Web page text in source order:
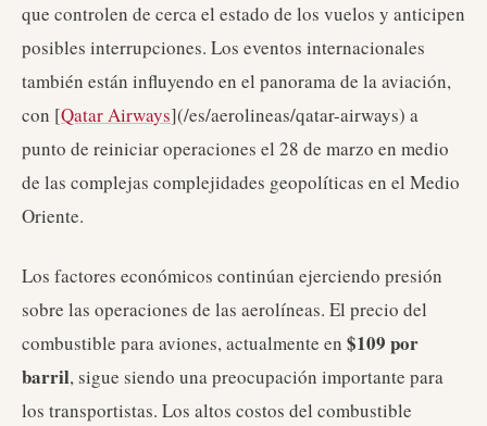
que controlen de cerca el estado de los vuelos y anticipen
posibles interrupciones. Los eventos internacionales
también están influyendo en el panorama de la aviación,
con [Qatar Airways](/es/aerolineas/qatar-airways) a
punto de reiniciar operaciones el 28 de marzo en medio
de las complejas complejidades geopolíticas en el Medio
Oriente.
Los factores económicos continúan ejerciendo presión
sobre las operaciones de las aerolíneas. El precio del
combustible para aviones, actualmente en $109 por
barril, sigue siendo una preocupación importante para
los transportistas. Los altos costos del combustible